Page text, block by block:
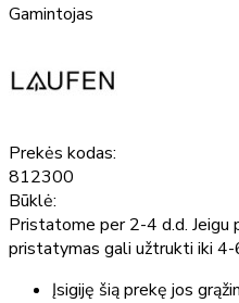
Gamintojas
Prekės kodas:
812300
Būklė:
Pristatome per 2-4 d.d. Jeigu
pristatymas gali užtrukti iki 4-
Įsigiję šią prekę jos